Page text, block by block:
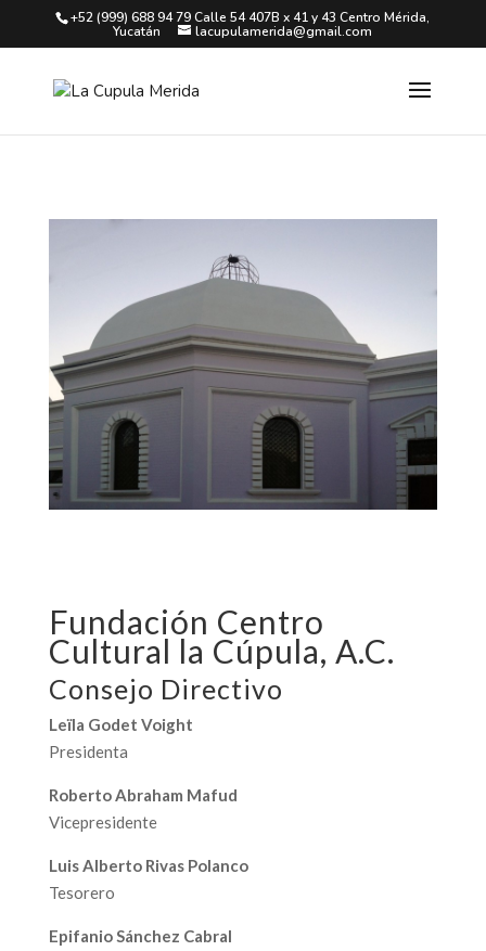
+52 (999) 688 94 79 Calle 54 407B x 41 y 43 Centro Mérida,
Yucatán
lacupulamerida@gmail.com
Fundación Centro
Cultural la Cúpula, A.C.
Consejo Directivo
Leïla Godet Voight
Presidenta
Roberto Abraham Mafud
Vicepresidente
Luis Alberto Rivas Polanco
Tesorero
Epifanio Sánchez Cabral